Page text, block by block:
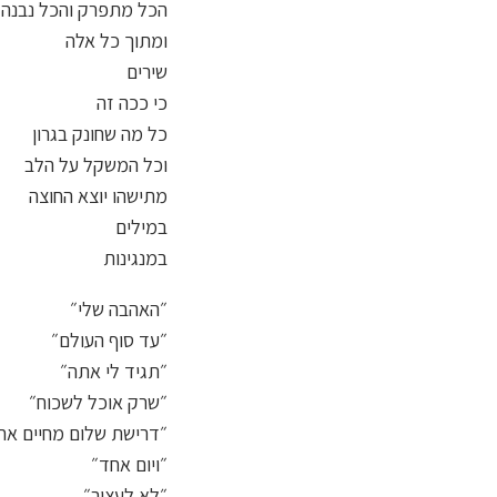
הכל מתפרק והכל נבנה
ומתוך כל אלה
שירים
כי ככה זה
כל מה שחונק בגרון
וכל המשקל על הלב
מתישהו יוצא החוצה
במילים
במנגינות
״האהבה שלי״
״עד סוף העולם״
״תגיד לי אתה״
״שרק אוכל לשכוח״
״דרישת שלום מחיים
״ויום אחד״